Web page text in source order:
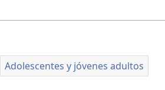
de
Adolescentes y jóvenes adultos